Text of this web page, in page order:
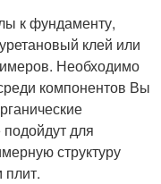
к фундаменту,
клей или
Необходимо
компонентов Вы
подойдут для
структуру
плит.